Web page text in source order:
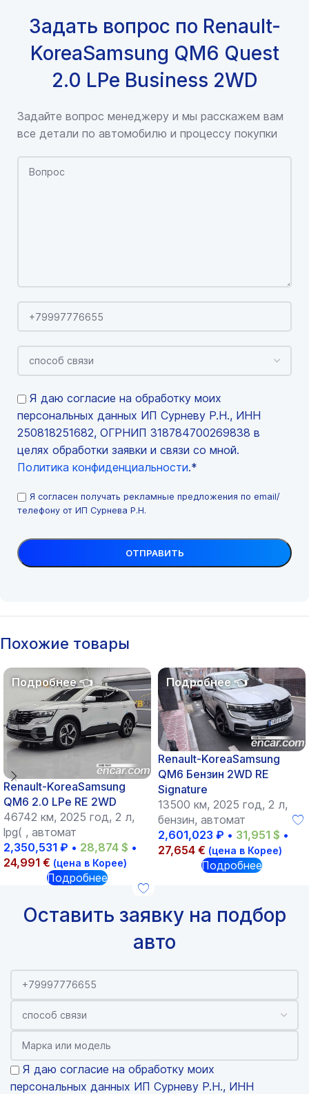
Задать вопрос по Renault-
KoreaSamsung QM6 Quest
2.0 LPe Business 2WD
Задайте вопрос менеджеру и мы расскажем вам
все детали по автомобилю и процессу покупки
Я даю согласие на обработку моих
персональных данных ИП Сурневу Р.Н., ИНН
250818251682, ОГРНИП 318784700269838 в
целях обработки заявки и связи со мной.
Политика конфиденциальности.*
Я согласен получать рекламные предложения по email/
телефону от ИП Сурнева Р.Н.
Похожие товары
Renault-KoreaSamsung
QM6 2.0 LPe RE 2WD
46742 км, 2025 год, 2 л,
lpg( , автомат
2,350,531 ₽ • 28,874 $ •
24,991 € (цена в Корее)
Подробнее
Renault-KoreaSamsung
QM6 Бензин 2WD RE
Signature
13500 км, 2025 год, 2 л,
бензин, автомат
2,601,023 ₽ • 31,951 $ •
27,654 € (цена в Корее)
Подробнее
Оставить заявку на подбор
авто
Я даю согласие на обработку моих
персональных данных ИП Сурневу Р.Н., ИНН